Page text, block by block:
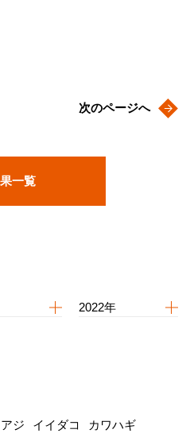
一覧
次のページへ
2022年
アジ イイダコ カワハギ